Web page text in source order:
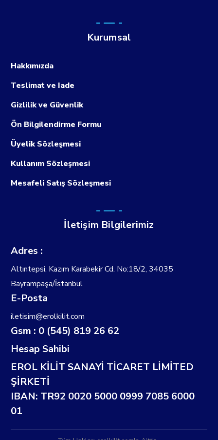
Kurumsal
Hakkımızda
Teslimat ve Iade
Gizlilik ve Güvenlik
Ön Bilgilendirme Formu
Üyelik Sözleşmesi
Kullanım Sözleşmesi
Mesafeli Satış Sözleşmesi
İletişim Bilgilerimiz
Adres :
Altıntepsi, Kazım Karabekir Cd. No:18/2, 34035
Bayrampaşa/İstanbul
E-Posta
iletisim@erolkilit.com
Gsm : 0 (545) 819 26 62
Hesap Sahibi
EROL KİLİT SANAYİ TİCARET LİMİTED
ŞİRKETİ
IBAN: TR92 0020 5000 0999 7085 6000
01